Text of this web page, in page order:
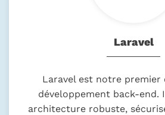
Laravel
Laravel est notre premier
développement back-end.
architecture robuste,